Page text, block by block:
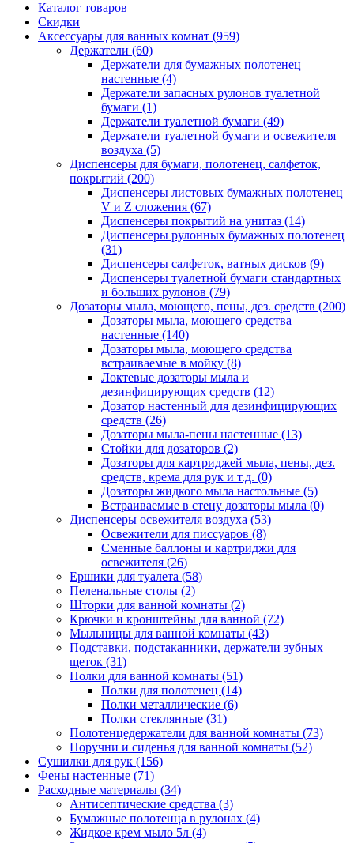
Каталог товаров
Скидки
Аксессуары для ванных комнат (959)
Держатели (60)
Держатели для бумажных полотенец
настенные (4)
Держатели запасных рулонов туалетной
бумаги (1)
Держатели туалетной бумаги (49)
Держатели туалетной бумаги и освежителя
воздуха (5)
Диспенсеры для бумаги, полотенец, салфеток,
покрытий (200)
Диспенсеры листовых бумажных полотенец
V и Z сложения (67)
Диспенсеры покрытий на унитаз (14)
Диспенсеры рулонных бумажных полотенец
(31)
Диспенсеры салфеток, ватных дисков (9)
Диспенсеры туалетной бумаги стандартных
и больших рулонов (79)
Дозаторы мыла, моющего, пены, дез. средств (200)
Дозаторы мыла, моющего средства
настенные (140)
Дозаторы мыла, моющего средства
встраиваемые в мойку (8)
Локтевые дозаторы мыла и
дезинфицирующих средств (12)
Дозатор настенный для дезинфицирующих
средств (26)
Дозаторы мыла-пены настенные (13)
Стойки для дозаторов (2)
Дозаторы для картриджей мыла, пены, дез.
средств, крема для рук и т.д. (0)
Дозаторы жидкого мыла настольные (5)
Встраиваемые в стену дозаторы мыла (0)
Диспенсеры освежителя воздуха (53)
Освежители для писсуаров (8)
Сменные баллоны и картриджи для
освежителя (26)
Ершики для туалета (58)
Пеленальные столы (2)
Шторки для ванной комнаты (2)
Крючки и кронштейны для ванной (72)
Мыльницы для ванной комнаты (43)
Подставки, подстаканники, держатели зубных
щеток (31)
Полки для ванной комнаты (51)
Полки для полотенец (14)
Полки металлические (6)
Полки стеклянные (31)
Полотенцедержатели для ванной комнаты (73)
Поручни и сиденья для ванной комнаты (52)
Сушилки для рук (156)
Фены настенные (71)
Расходные материалы (34)
Антисептические средства (3)
Бумажные полотенца в рулонах (4)
Жидкое крем мыло 5л (4)